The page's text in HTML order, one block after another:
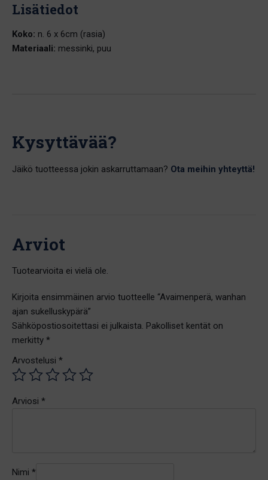
Lisätiedot
Koko: n. 6 x 6cm (rasia)
Materiaali: messinki, puu
Kysyttävää?
Jäikö tuotteessa jokin askarruttamaan? Ota meihin yhteyttä!
Arviot
Tuotearvioita ei vielä ole.
Kirjoita ensimmäinen arvio tuotteelle “Avaimenperä, wanhan
ajan sukelluskypärä”
Sähköpostiosoitettasi ei julkaista. Pakolliset kentät on
merkitty *
Arvostelusi *
Arviosi *
Nimi *